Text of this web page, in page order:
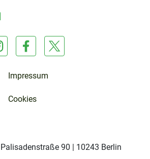
Impressum
Cookies
90 | 10243 Berlin